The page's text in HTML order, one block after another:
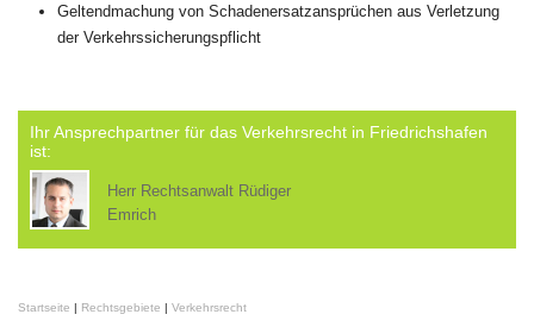
Geltendmachung von Schadenersatzansprüchen aus Verletzung
der Verkehrssicherungspflicht
Ihr Ansprechpartner für das Verkehrsrecht in Friedrichshafen
ist:
Herr Rechtsanwalt Rüdiger
Emrich
Startseite | Rechtsgebiete | Verkehrsrecht